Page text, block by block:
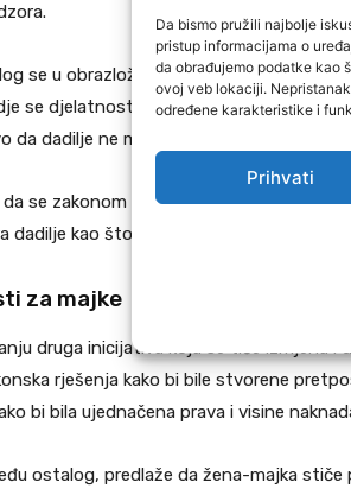
Da bismo pružili najbolje
pristup informacijama o
da obrađujemo podatke kao
ovoj veb lokaciji.
određene karakteristike i
Prihvati
se u obrazloženju navode i iskustva
se djelatnost dadilje uređuje u području
da dadilje ne moraju imati višu ili visoku
da se zakonom o dadiljama BiH propiše
dadilje kao što se to čini s vrtićima.
za majke
druga inicijativa koja se tiče izmjena i
rješenja kako bi bile stvorene
bi bila ujednačena prava i visine
ostalog, predlaže da žena-majka